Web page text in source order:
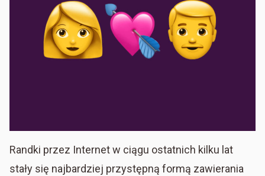
Randki przez Internet w ciągu ostatnich kilku lat
stały się najbardziej przystępną formą zawierania